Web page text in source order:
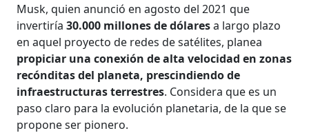
Musk, quien anunció en agosto del 2021 que
invertiría 30.000 millones de dólaresa largo plazo
en aquel proyecto de redes de satélites, planea
propiciar una conexión de alta velocidad en zonas
recónditas del planeta, prescindiendo de
infraestructuras terrestres. Considera que es un
paso claro para la evolución planetaria, de la que se
propone ser pionero.